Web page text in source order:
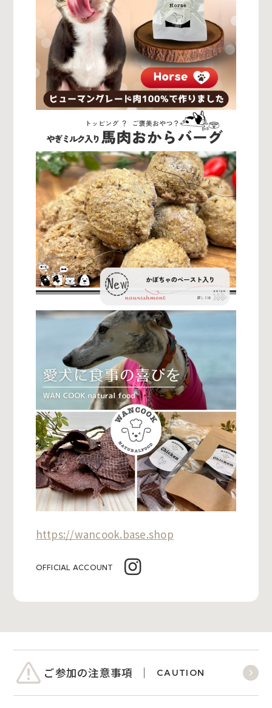
https://wancook.base.shop
OFFICIAL ACCOUNT
ご参加の注意事項 CAUTION